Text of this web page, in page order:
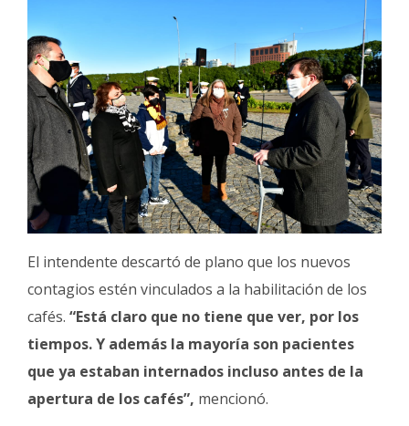
El intendente descartó de plano que los nuevos
contagios estén vinculados a la habilitación de los
cafés. “Está claro que no tiene que ver, por los
tiempos. Y además la mayoría son pacientes
que ya estaban internados incluso antes de la
apertura de los cafés”, mencionó.